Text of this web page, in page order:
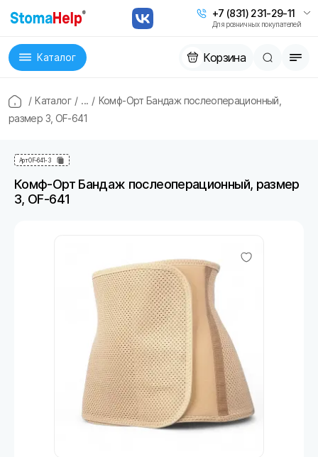
+7 (831) 231-29-11
Для розничных покупателей
Каталог Корзина
/ Каталог / ... / Комф-Орт Бандаж послеоперационный,
размер 3, OF-641
АртOF-641-3
Комф-Орт Бандаж послеоперационный, размер
3, OF-641